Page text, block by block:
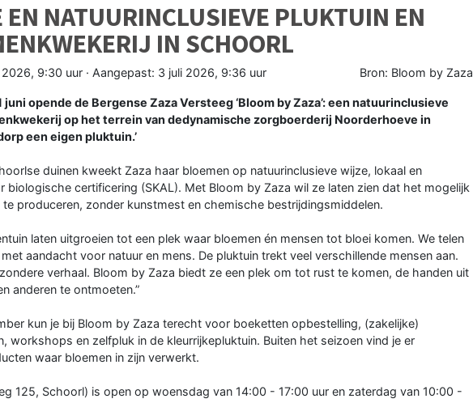
EN NATUURINCLUSIEVE PLUKTUIN EN
IN SCHOORL
2026, 9:30 uur · Aangepast: 3 juli 2026, 9:36 uur Bron: Bloom by Zaza
juni opende de Bergense Zaza Versteeg ‘Bloom by Zaza’: een natuurinclusieve
op het terrein van dedynamische zorgboerderij Noorderhoeve in
een eigen pluktuin.’
duinen kweekt Zaza haar bloemen op natuurinclusieve wijze, lokaal en
biologische certificering (SKAL). Met Bloom by Zaza wil ze laten zien dat het mogelijk
produceren, zonder kunstmest en chemische bestrijdingsmiddelen.
laten uitgroeien tot een plek waar bloemen én mensen tot bloei komen. We telen
aandacht voor natuur en mens. De pluktuin trekt veel verschillende mensen aan.
verhaal. Bloom by Zaza biedt ze een plek om tot rust te komen, de handen uit
anderen te ontmoeten.”
kun je bij Bloom by Zaza terecht voor boeketten opbestelling, (zakelijke)
workshops en zelfpluk in de kleurrijkepluktuin. Buiten het seizoen vind je er
waar bloemen in zijn verwerkt.
125, Schoorl) is open op woensdag van 14:00 - 17:00 uur en zaterdag van 10:00 -